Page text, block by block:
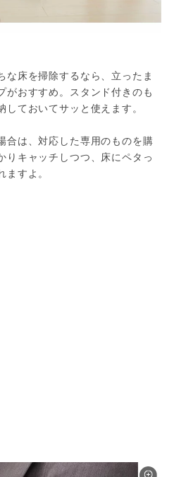
な床を掃除するなら、立ったま
がおすすめ。スタンド付きのも
ておいてサッと使えます。
合は、対応した専用のものを購
りキャッチしつつ、床にペタっ
すよ。